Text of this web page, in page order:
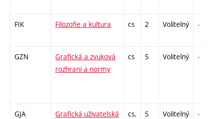
FIK Filozofie a kultura cs 2 Volitelný -
GZN
Grafická a zvuková
rozhraní a normy
cs 5 Volitelný -
GJA
Grafická uživatelská
cs,
5 Volitelný -